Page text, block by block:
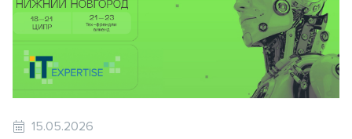
15.05.2026